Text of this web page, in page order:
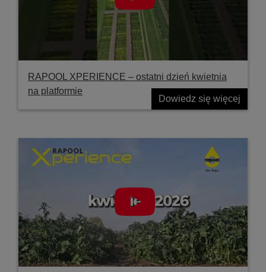
RAPOOL XPERIENCE – ostatni dzień kwietnia
na platformie
Dowiedz się więcej